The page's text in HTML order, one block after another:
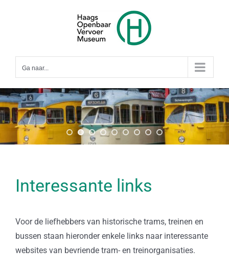
Ga naar...
Interessante links
Voor de liefhebbers van historische trams, treinen en
bussen staan hieronder enkele links naar interessante
websites van bevriende tram- en treinorganisaties.